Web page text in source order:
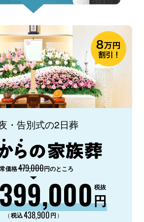
・告別式の2日葬
価格479,000円のところ
円
税抜
（税込438,900円 ）